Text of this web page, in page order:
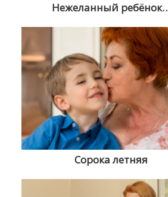
Нежеланный
Сорока летняя